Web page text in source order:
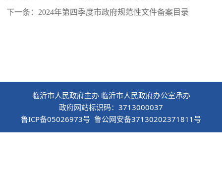
下一条：2024年第四季度市政府规范性文件备案目录
临沂市人民政府主办 临沂市人民政府办公室承办
政府网站标识码：3713000037
鲁ICP备05026973号 鲁公网安备37130202371811号